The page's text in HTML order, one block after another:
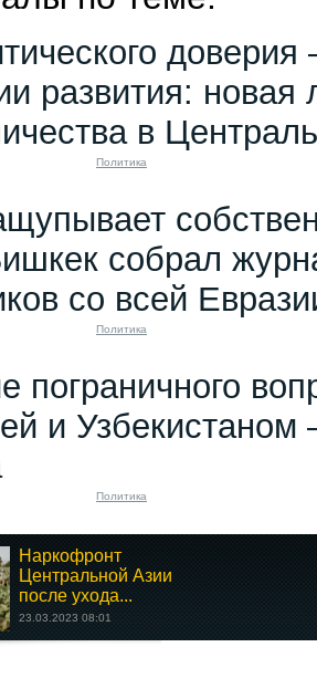
развития: новая
в
Политика
собрал
со всей
Политика
пограничного
и Узбекистаном
Политика
Наркофронт
Центральной Азии
после ухода...
23.03.2023 08:01